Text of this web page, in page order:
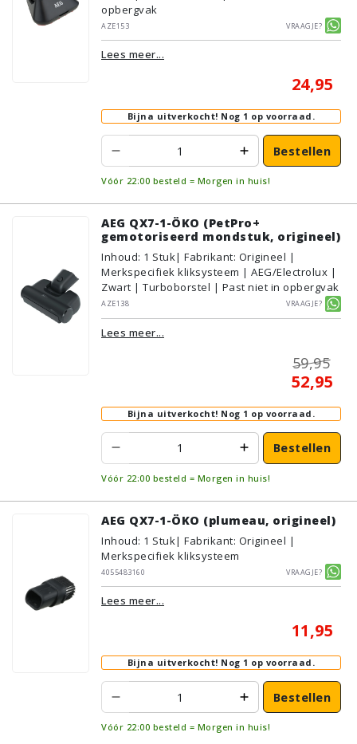
opbergvak
AZE153
Vraagje?
Lees meer...
24,95
Bijna uitverkocht! Nog 1 op voorraad.
Bestellen
Vóór 22:00 besteld = Morgen in huis!
AEG QX7-1-ÖKO (PetPro+
gemotoriseerd mondstuk, origineel)
Inhoud: 1 Stuk| Fabrikant: Origineel |
Merkspecifiek kliksysteem | AEG/Electrolux |
Zwart | Turboborstel | Past niet in opbergvak
AZE138
Vraagje?
Lees meer...
59,95
52,95
Bijna uitverkocht! Nog 1 op voorraad.
Bestellen
Vóór 22:00 besteld = Morgen in huis!
AEG QX7-1-ÖKO (plumeau, origineel)
Inhoud: 1 Stuk| Fabrikant: Origineel |
Merkspecifiek kliksysteem
4055483160
Vraagje?
Lees meer...
11,95
Bijna uitverkocht! Nog 1 op voorraad.
Bestellen
Vóór 22:00 besteld = Morgen in huis!